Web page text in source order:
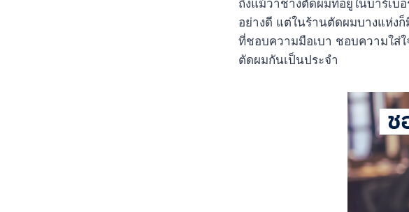
ถึงแม้ว่าช่างตัดผมที่อยู่ในบาร์เบ
อย่างดี แต่ในร้านตัดผมบางแห่ง
ที่ชอบความมือเบา ชอบความใส่ใ
ตัดผมกันเป็นประจำ